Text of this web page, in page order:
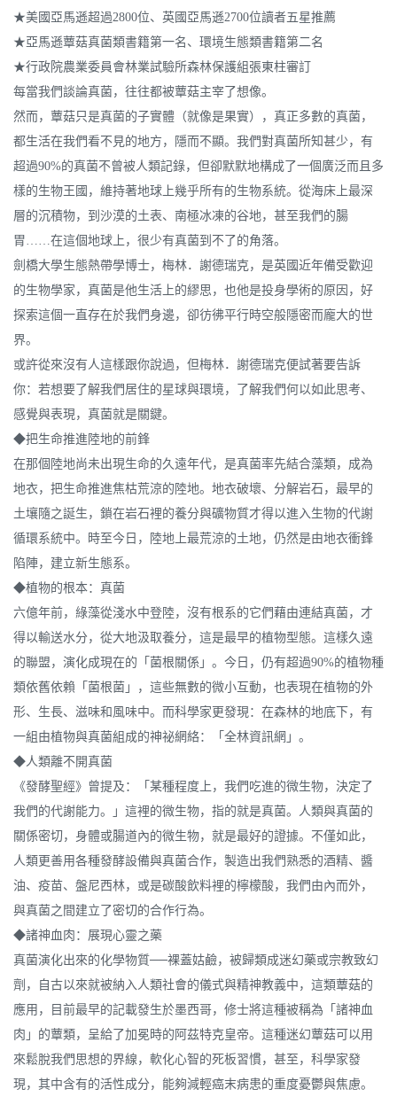
★美國亞馬遜超過2800位、英國亞馬遜2700位讀者五星推薦
★亞馬遜蕈菇真菌類書籍第一名、環境生態類書籍第二名
★行政院農業委員會林業試驗所森林保護組張東柱審訂
每當我們談論真菌，往往都被蕈菇主宰了想像。
然而，蕈菇只是真菌的子實體（就像是果實），真正多數的真菌，
都生活在我們看不見的地方，隱而不顯。我們對真菌所知甚少，有
超過90%的真菌不曾被人類記錄，但卻默默地構成了一個廣泛而且多
樣的生物王國，維持著地球上幾乎所有的生物系統。從海床上最深
層的沉積物，到沙漠的土表、南極冰凍的谷地，甚至我們的腸
胃……在這個地球上，很少有真菌到不了的角落。
劍橋大學生態熱帶學博士，梅林．謝德瑞克，是英國近年備受歡迎
的生物學家，真菌是他生活上的繆思，也他是投身學術的原因，好
探索這個一直存在於我們身邊，卻彷彿平行時空般隱密而龐大的世
界。
或許從來沒有人這樣跟你說過，但梅林．謝德瑞克便試著要告訴
你：若想要了解我們居住的星球與環境，了解我們何以如此思考、
感覺與表現，真菌就是關鍵。
◆把生命推進陸地的前鋒
在那個陸地尚未出現生命的久遠年代，是真菌率先結合藻類，成為
地衣，把生命推進焦枯荒涼的陸地。地衣破壞、分解岩石，最早的
土壤隨之誕生，鎖在岩石裡的養分與礦物質才得以進入生物的代謝
循環系統中。時至今日，陸地上最荒涼的土地，仍然是由地衣衝鋒
陷陣，建立新生態系。
◆植物的根本：真菌
六億年前，綠藻從淺水中登陸，沒有根系的它們藉由連結真菌，才
得以輸送水分，從大地汲取養分，這是最早的植物型態。這樣久遠
的聯盟，演化成現在的「菌根關係」。今日，仍有超過90%的植物種
類依舊依賴「菌根菌」，這些無數的微小互動，也表現在植物的外
形、生長、滋味和風味中。而科學家更發現：在森林的地底下，有
一組由植物與真菌組成的神祕網絡：「全林資訊網」。
◆人類離不開真菌
《發酵聖經》曾提及：「某種程度上，我們吃進的微生物，決定了
我們的代謝能力。」這裡的微生物，指的就是真菌。人類與真菌的
關係密切，身體或腸道內的微生物，就是最好的證據。不僅如此，
人類更善用各種發酵設備與真菌合作，製造出我們熟悉的酒精、醬
油、疫苗、盤尼西林，或是碳酸飲料裡的檸檬酸，我們由內而外，
與真菌之間建立了密切的合作行為。
◆諸神血肉：展現心靈之藥
真菌演化出來的化學物質──裸蓋姑鹼，被歸類成迷幻藥或宗教致幻
劑，自古以來就被納入人類社會的儀式與精神教義中，這類蕈菇的
應用，目前最早的記載發生於墨西哥，修士將這種被稱為「諸神血
肉」的蕈類，呈給了加冕時的阿茲特克皇帝。這種迷幻蕈菇可以用
來鬆脫我們思想的界線，軟化心智的死板習慣，甚至，科學家發
現，其中含有的活性成分，能夠減輕癌末病患的重度憂鬱與焦慮。